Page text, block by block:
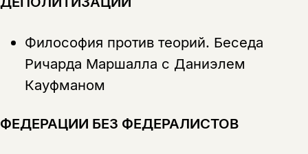
Философия против теорий. Беседа
Ричарда Маршалла с Даниэлем
Кауфманом
ФЕДЕРАЦИИ БЕЗ ФЕДЕРАЛИСТОВ